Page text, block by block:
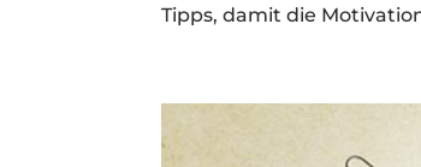
Tipps, damit die